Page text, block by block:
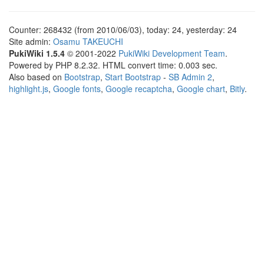
Counter: 268432 (from 2010/06/03), today: 24, yesterday: 24
Site admin: Osamu TAKEUCHI
PukiWiki 1.5.4 © 2001-2022 PukiWiki Development Team.
Powered by PHP 8.2.32. HTML convert time: 0.003 sec.
Also based on Bootstrap, Start Bootstrap - SB Admin 2,
highlight.js, Google fonts, Google recaptcha, Google chart, Bitly.